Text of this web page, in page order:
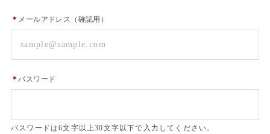
＊ メールアドレス（確認用）
＊パスワード
パスワードは6文字以上30文字以下で入力してください。